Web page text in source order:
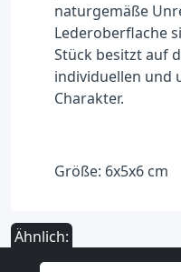
naturgemäße
Lederoberflache
Stück besitzt auf
individuellen und
Charakter.
Größe: 6x5x6 cm
Ähnlich: